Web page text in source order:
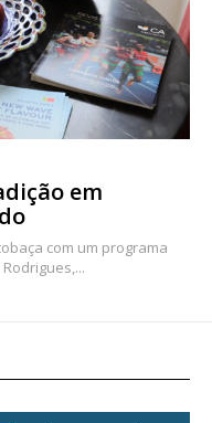
em
com um programa